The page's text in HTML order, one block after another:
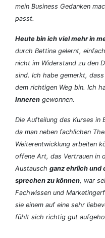
mein Business Gedanken
passt.
Heute bin ich viel mehr in
durch Bettina gelernt,
nicht im Widerstand zu den
sind. Ich habe gemerkt,
dem richtigen Weg bin. Ich
Inneren gewonnen.
Die Aufteilung des Kurses in
da man neben fachlichen
Weiterentwicklung arbeiten
offene Art, das Vertrauen in
Austausch ganz ehrlich und
sprechen zu können, war
Fachwissen und
sie einem auf eine sehr
fühlt sich richtig gut